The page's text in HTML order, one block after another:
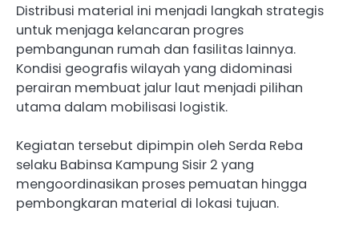
Distribusi material ini menjadi langkah strategis
untuk menjaga kelancaran progres
pembangunan rumah dan fasilitas lainnya.
Kondisi geografis wilayah yang didominasi
perairan membuat jalur laut menjadi pilihan
utama dalam mobilisasi logistik.
Kegiatan tersebut dipimpin oleh Serda Reba
selaku Babinsa Kampung Sisir 2 yang
mengoordinasikan proses pemuatan hingga
pembongkaran material di lokasi tujuan.